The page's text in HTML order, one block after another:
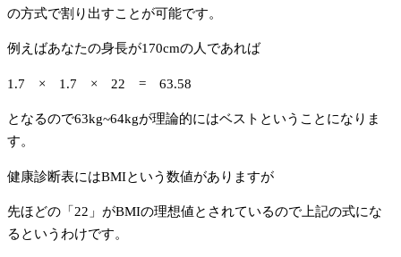
の方式で割り出すことが可能です。
例えばあなたの身長が170cmの人であれば
1.7 × 1.7 × 22 = 63.58
となるので63kg~64kgが理論的にはベストということになりま
す。
健康診断表にはBMIという数値がありますが
先ほどの「22」がBMIの理想値とされているので上記の式にな
るというわけです。